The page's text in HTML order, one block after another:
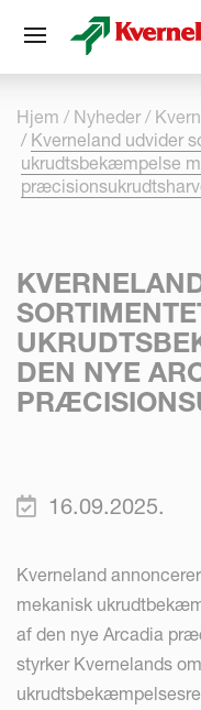
Hjem Nyheder
Kverneland udvider
ukrudtsbekæmpelse
DEN NYE
16.09.2025.
Kverneland
mekanisk
af den nye Arcadia
styrker Kvernelands
CCookie-styringspanel